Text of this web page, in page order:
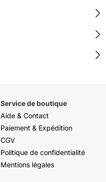
Service de boutique
Aide & Contact
Paiement & Expédition
CGV
Politique de confidentialité
Mentions légales